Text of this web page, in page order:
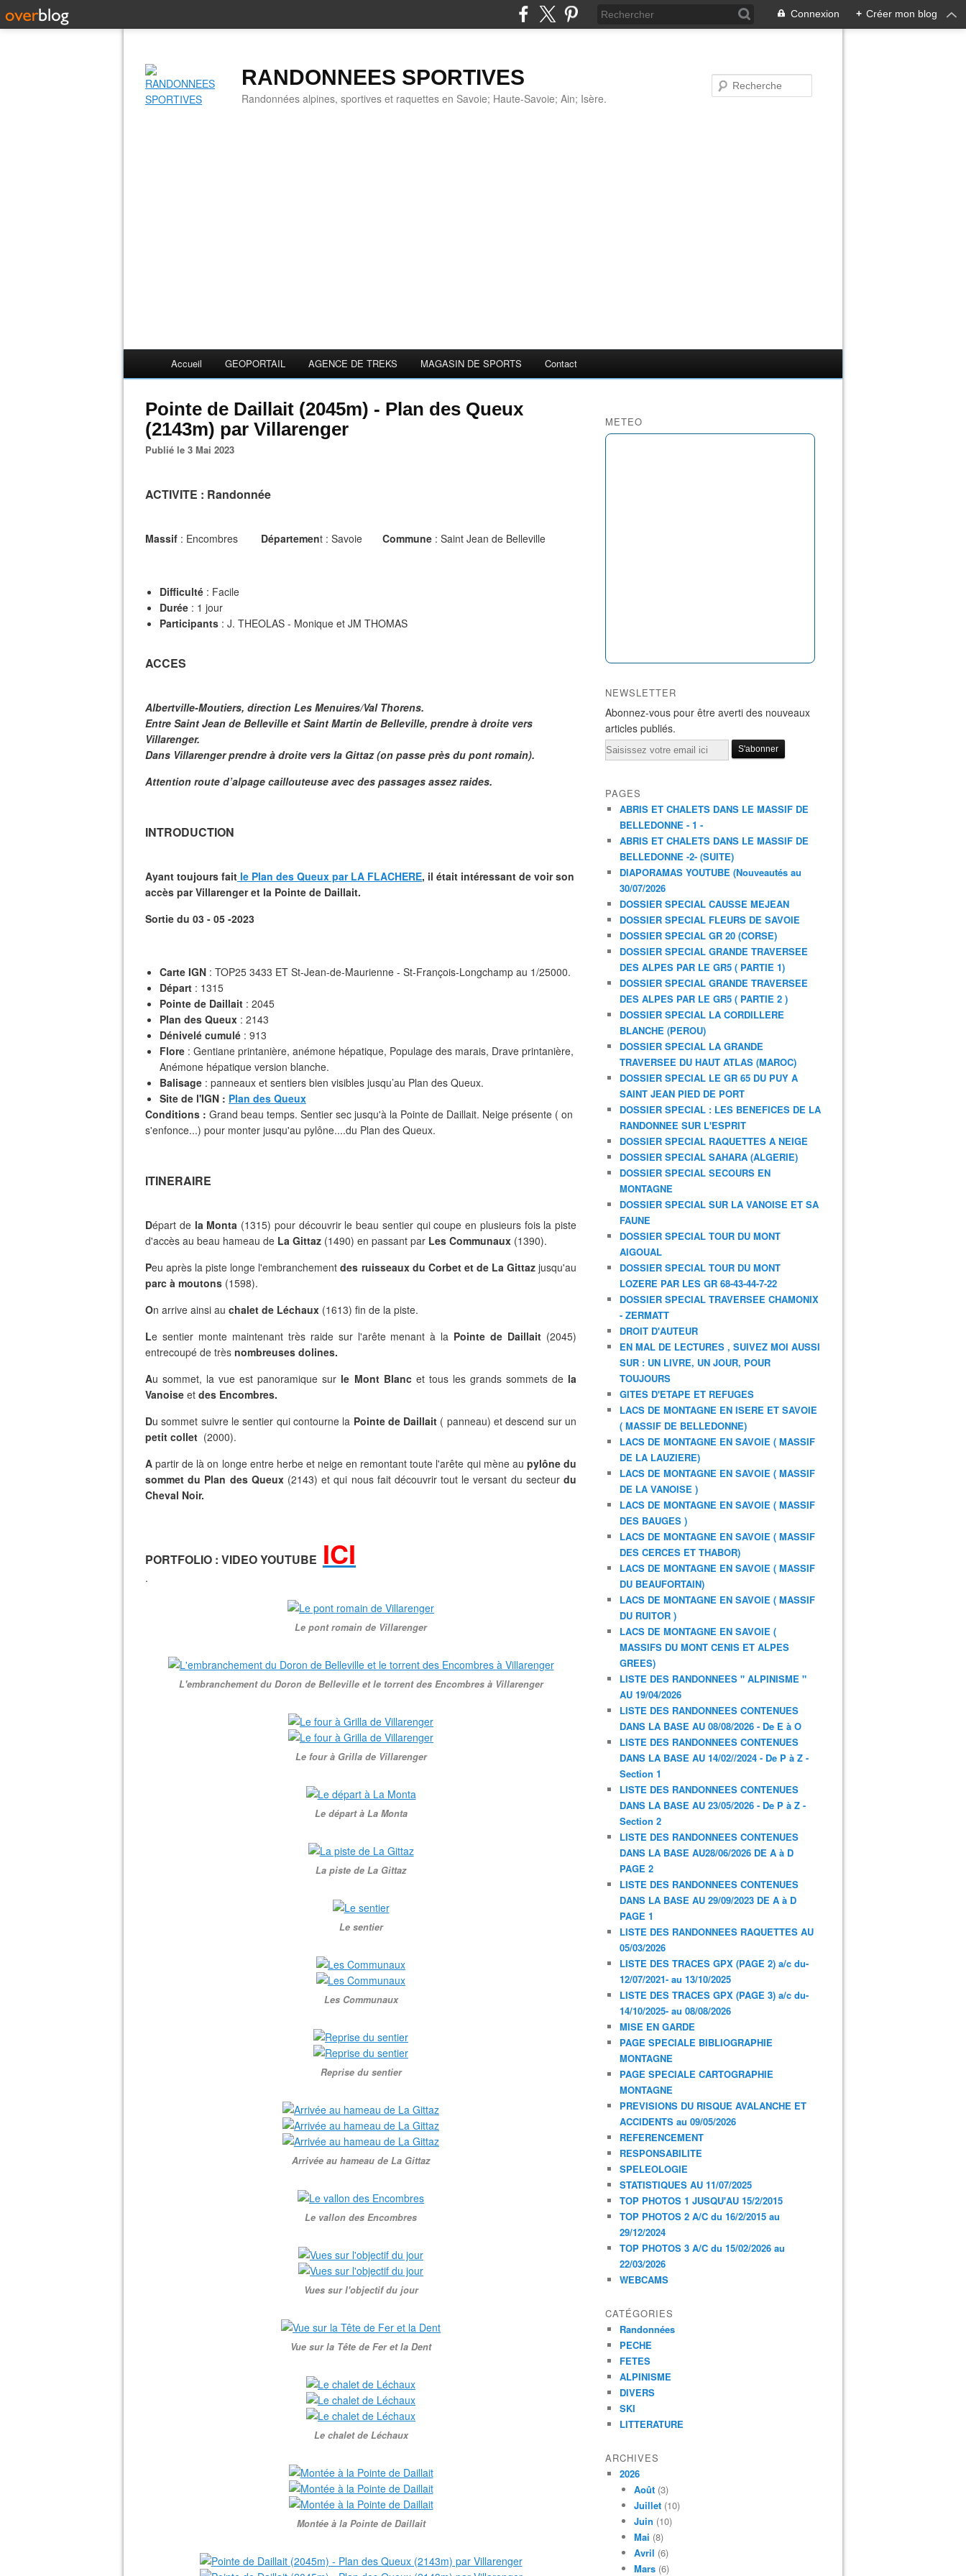
Connexion + Créer mon blog
RANDONNEES SPORTIVES
Randonnées alpines, sportives et raquettes en Savoie; Haute-Savoie; Ain; Isère.
Accueil GEOPORTAIL AGENCE DE TREKS MAGASIN DE SPORTS Contact
Pointe de Daillait (2045m) - Plan des Queux
(2143m) par Villarenger
Publié le 3 Mai 2023
ACTIVITE : Randonnée
Massif : Encombres Département : Savoie Commune : Saint Jean de Belleville
Difficulté : Facile
Durée : 1 jour
Participants : J. THEOLAS - Monique et JM THOMAS
ACCES
Albertville-Moutiers, direction Les Menuires/Val Thorens.
Entre Saint Jean de Belleville et Saint Martin de Belleville, prendre à droite vers
Villarenger.
Dans Villarenger prendre à droite vers la Gittaz (on passe près du pont romain).
Attention route d’alpage caillouteuse avec des passages assez raides.
INTRODUCTION
Ayant toujours fait le Plan des Queux par LA FLACHERE, il était intéressant de voir son
accès par Villarenger et la Pointe de Daillait.
Sortie du 03 - 05 -2023
Carte IGN : TOP25 3433 ET St-Jean-de-Maurienne - St-François-Longchamp au 1/25000.
Départ : 1315
Pointe de Daillait : 2045
Plan des Queux : 2143
Dénivelé cumulé : 913
Flore : Gentiane printanière, anémone hépatique, Populage des marais, Drave printanière,
Anémone hépatique version blanche.
Balisage : panneaux et sentiers bien visibles jusqu’au Plan des Queux.
Site de l'IGN : Plan des Queux
Conditions : Grand beau temps. Sentier sec jusqu'à la Pointe de Daillait. Neige présente ( on
s'enfonce...) pour monter jusqu'au pylône....du Plan des Queux.
ITINERAIRE
Départ de la Monta (1315) pour découvrir le beau sentier qui coupe en plusieurs fois la piste
d'accès au beau hameau de La Gittaz (1490) en passant par Les Communaux (1390).
Peu après la piste longe l'embranchementdes ruisseaux du Corbet et de La Gittazjusqu'au
parc à moutons (1598).
On arrive ainsi au chalet de Léchaux (1613) fin de la piste.
Le sentier monte maintenant très raide sur l'arête menant à la Pointe de Daillait (2045)
entrecoupé de très nombreuses dolines.
Au sommet, la vue est panoramique sur le Mont Blancet tous les grands sommets de la
Vanoise et des Encombres.
Du sommet suivre le sentier qui contourne la Pointe de Daillait ( panneau) et descend sur un
petit collet (2000).
A partir de là on longe entre herbe et neige en remontant toute l'arête qui mène au pylône du
sommet du Plan des Queux(2143) et qui nous fait découvrir tout le versant du secteur du
Cheval Noir.
PORTFOLIO : VIDEO YOUTUBE ICI
.
Le pont romain de Villarenger
L'embranchement du Doron de Belleville et le torrent des Encombres à Villarenger
Le four à Grilla de Villarenger
Le départ à La Monta
La piste de La Gittaz
Le sentier
Les Communaux
Reprise du sentier
Arrivée au hameau de La Gittaz
Le vallon des Encombres
Vues sur l'objectif du jour
Vue sur la Tête de Fer et la Dent
Le chalet de Léchaux
Montée à la Pointe de Daillait
METEO
NEWSLETTER
Abonnez-vous pour être averti des nouveaux
articles publiés.
Email
PAGES
ABRIS ET CHALETS DANS LE MASSIF DE
BELLEDONNE - 1 -
ABRIS ET CHALETS DANS LE MASSIF DE
BELLEDONNE -2- (SUITE)
DIAPORAMAS YOUTUBE (Nouveautés au
30/07/2026
DOSSIER SPECIAL CAUSSE MEJEAN
DOSSIER SPECIAL FLEURS DE SAVOIE
DOSSIER SPECIAL GR 20 (CORSE)
DOSSIER SPECIAL GRANDE TRAVERSEE
DES ALPES PAR LE GR5 ( PARTIE 1)
DOSSIER SPECIAL GRANDE TRAVERSEE
DES ALPES PAR LE GR5 ( PARTIE 2 )
DOSSIER SPECIAL LA CORDILLERE
BLANCHE (PEROU)
DOSSIER SPECIAL LA GRANDE
TRAVERSEE DU HAUT ATLAS (MAROC)
DOSSIER SPECIAL LE GR 65 DU PUY A
SAINT JEAN PIED DE PORT
DOSSIER SPECIAL : LES BENEFICES DE LA
RANDONNEE SUR L'ESPRIT
DOSSIER SPECIAL RAQUETTES A NEIGE
DOSSIER SPECIAL SAHARA (ALGERIE)
DOSSIER SPECIAL SECOURS EN
MONTAGNE
DOSSIER SPECIAL SUR LA VANOISE ET SA
FAUNE
DOSSIER SPECIAL TOUR DU MONT
AIGOUAL
DOSSIER SPECIAL TOUR DU MONT
LOZERE PAR LES GR 68-43-44-7-22
DOSSIER SPECIAL TRAVERSEE CHAMONIX
- ZERMATT
DROIT D'AUTEUR
EN MAL DE LECTURES , SUIVEZ MOI AUSSI
SUR : UN LIVRE, UN JOUR, POUR
TOUJOURS
GITES D'ETAPE ET REFUGES
LACS DE MONTAGNE EN ISERE ET SAVOIE
( MASSIF DE BELLEDONNE)
LACS DE MONTAGNE EN SAVOIE ( MASSIF
DE LA LAUZIERE)
LACS DE MONTAGNE EN SAVOIE ( MASSIF
DE LA VANOISE )
LACS DE MONTAGNE EN SAVOIE ( MASSIF
DES BAUGES )
LACS DE MONTAGNE EN SAVOIE ( MASSIF
DES CERCES ET THABOR)
LACS DE MONTAGNE EN SAVOIE ( MASSIF
DU BEAUFORTAIN)
LACS DE MONTAGNE EN SAVOIE ( MASSIF
DU RUITOR )
LACS DE MONTAGNE EN SAVOIE (
MASSIFS DU MONT CENIS ET ALPES
GREES)
LISTE DES RANDONNEES " ALPINISME "
AU 19/04/2026
LISTE DES RANDONNEES CONTENUES
DANS LA BASE AU 08/08/2026 - De E à O
LISTE DES RANDONNEES CONTENUES
DANS LA BASE AU 14/02//2024 - De P à Z -
Section 1
LISTE DES RANDONNEES CONTENUES
DANS LA BASE AU 23/05/2026 - De P à Z -
Section 2
LISTE DES RANDONNEES CONTENUES
DANS LA BASE AU28/06/2026 DE A à D
PAGE 2
LISTE DES RANDONNEES CONTENUES
DANS LA BASE AU 29/09/2023 DE A à D
PAGE 1
LISTE DES RANDONNEES RAQUETTES AU
05/03/2026
LISTE DES TRACES GPX (PAGE 2) a/c du-
12/07/2021- au 13/10/2025
LISTE DES TRACES GPX (PAGE 3) a/c du-
14/10/2025- au 08/08/2026
MISE EN GARDE
PAGE SPECIALE BIBLIOGRAPHIE
MONTAGNE
PAGE SPECIALE CARTOGRAPHIE
MONTAGNE
PREVISIONS DU RISQUE AVALANCHE ET
ACCIDENTS au 09/05/2026
REFERENCEMENT
RESPONSABILITE
SPELEOLOGIE
STATISTIQUES AU 11/07/2025
TOP PHOTOS 1 JUSQU'AU 15/2/2015
TOP PHOTOS 2 A/C du 16/2/2015 au
29/12/2024
TOP PHOTOS 3 A/C du 15/02/2026 au
22/03/2026
WEBCAMS
CATÉGORIES
Randonnées
PECHE
FETES
ALPINISME
DIVERS
SKI
LITTERATURE
ARCHIVES
2026
Août (3)
Juillet (10)
Juin (10)
Mai (8)
Avril (6)
Mars (6)